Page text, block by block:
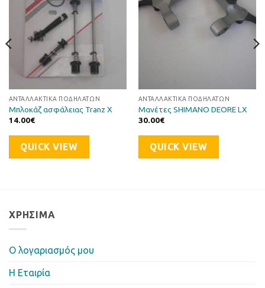
ΑΝΤΑΛΛΑΚΤΙΚΆ ΠΟΔΗΛΆΤΩΝ
Μπλοκάζ ασφάλειας Tranz X
14.00€
QUICK VIEW
ΑΝΤΑΛΛΑΚΤΙΚΆ ΠΟΔΗΛΆΤΩΝ
Μανέτες SHIMANO DEORE LX
30.00€
QUICK VIEW
ΧΡΉΣΙΜΑ
Ο λογαριασμός μου
Η Eταιρία